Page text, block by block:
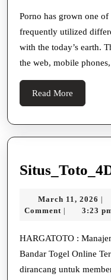
Porno has grown one
frequently utilized
with the today’s earth.
the web, mobile phones,
Read More
More
March 11, 2026
11,
|
Comment | 3:23
HARGATOTO :
Bandar Togel Online
dirancang untuk